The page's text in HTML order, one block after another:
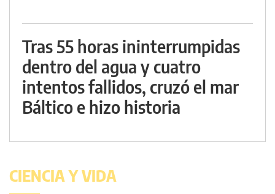
Tras 55 horas ininterrumpidas
dentro del agua y cuatro
intentos fallidos, cruzó el mar
Báltico e hizo historia
CIENCIA Y VIDA